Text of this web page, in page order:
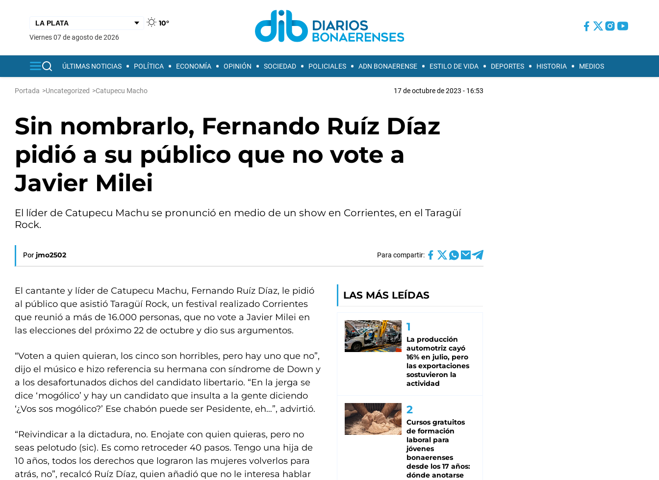
10°
viernes 07 de agosto de 2026
ÚLTIMAS NOTICIAS POLÍTICA ECONOMÍA OPINIÓN SOCIEDAD POLICIALES ADN BONAERENSE ESTILO DE VIDA DEPORTES HISTORIA MEDIOS
Portada >Uncategorized >Catupecu Macho 17 de octubre de 2023 - 16:53
Sin nombrarlo, Fernando Ruíz Díaz
pidió a su público que no vote a
Javier Milei
El líder de Catupecu Machu se pronunció en medio de un show en Corrientes, en el Taragüí
Rock.
Por jmo2502 Para compartir:
El cantante y líder de Catupecu Machu, Fernando Ruíz Díaz, le pidió
al público que asistió Taragüí Rock, un festival realizado Corrientes
que reunió a más de 16.000 personas, que no vote a Javier Milei en
las elecciones del próximo 22 de octubre y dio sus argumentos.
“Voten a quien quieran, los cinco son horribles, pero hay uno que no”,
dijo el músico e hizo referencia su hermana con síndrome de Down y
a los desafortunados dichos del candidato libertario. “En la jerga se
dice ‘mogólico’ y hay un candidato que insulta a la gente diciendo
‘¿Vos sos mogólico?’ Ese chabón puede ser Pesidente, eh…”, advirtió.
“Reivindicar a la dictadura, no. Enojate con quien quieras, pero no
seas pelotudo (sic). Es como retroceder 40 pasos. Tengo una hija de
10 años, todos los derechos que lograron las mujeres volverlos para
atrás, no”, recalcó Ruíz Díaz, quien añadió que no le interesa hablar
LAS MÁS LEÍDAS
La producción
automotriz cayó
16% en julio, pero
las exportaciones
sostuvieron la
actividad
Cursos gratuitos
de formación
laboral para
jóvenes
bonaerenses
desde los 17 años:
dónde anotarse